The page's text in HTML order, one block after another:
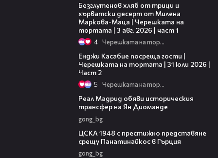
Безглутенов хляб от трици и
хърватски десерт от Милена
Маркова-Маца | Черешката на
тортата | 3 авг. 2026 | част 1
4 Черешката на тортата
Енджи Касабие посреща гости |
Черешката на тортата | 31 юли 2026 |
Част 2
5 Черешката на тортата
Реал Мадрид обяви историческия
трансфер на Ян Диоманде
gong_bg
ЦСКА 1948 с престижно представяне
срещу Панатинайкос в Гърция
gong_bg